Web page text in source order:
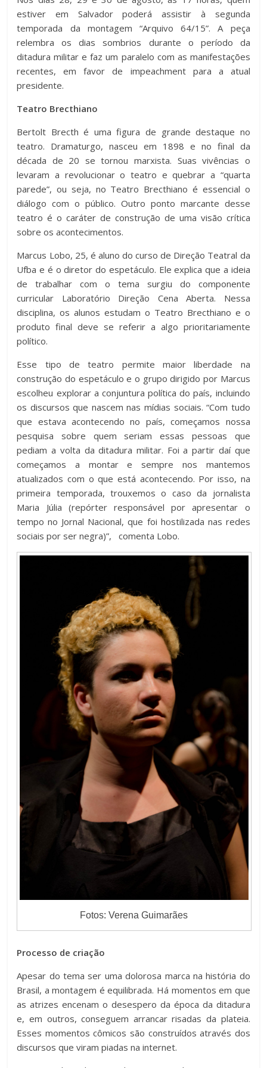
b
o
o
k
A
p
p
ar
til
h
ar
estiver em Salvador poderá assistir à segunda
temporada da montagem “Arquivo 64/15”. A peça
relembra os dias sombrios durante o período da
ditadura militar e faz um paralelo com as manifestações
recentes, em favor de impeachment para a atual
presidente.
Teatro Brecthiano
Bertolt Brecth é uma figura de grande destaque no
teatro. Dramaturgo, nasceu em 1898 e no final da
década de 20 se tornou marxista. Suas vivências o
levaram a revolucionar o teatro e quebrar a “quarta
parede”, ou seja, no Teatro Brecthiano é essencial o
diálogo com o público. Outro ponto marcante desse
teatro é o caráter de construção de uma visão crítica
sobre os acontecimentos.
Marcus Lobo, 25, é aluno do curso de Direção Teatral da
Ufba e é o diretor do espetáculo. Ele explica que a ideia
de trabalhar com o tema surgiu do componente
curricular Laboratório Direção Cena Aberta. Nessa
disciplina, os alunos estudam o Teatro Brecthiano e o
produto final deve se referir a algo prioritariamente
político.
Esse tipo de teatro permite maior liberdade na
construção do espetáculo e o grupo dirigido por Marcus
escolheu explorar a conjuntura política do país, incluindo
os discursos que nascem nas mídias sociais. “Com tudo
que estava acontecendo no país, começamos nossa
pesquisa sobre quem seriam essas pessoas que
pediam a volta da ditadura militar. Foi a partir daí que
começamos a montar e sempre nos mantemos
atualizados com o que está acontecendo. Por isso, na
primeira temporada, trouxemos o caso da jornalista
Maria Júlia (repórter responsável por apresentar o
tempo no Jornal Nacional, que foi hostilizada nas redes
sociais por ser negra)”, comenta Lobo.
Fotos: Verena Guimarães
Processo de criação
Apesar do tema ser uma dolorosa marca na história do
Brasil, a montagem é equilibrada. Há momentos em que
as atrizes encenam o desespero da época da ditadura
e, em outros, conseguem arrancar risadas da plateia.
Esses momentos cômicos são construídos através dos
discursos que viram piadas na internet.